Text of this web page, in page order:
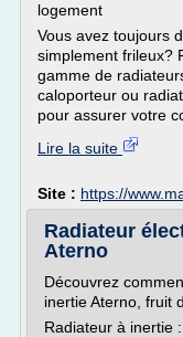
logement
Vous avez toujours
simplement frileux?
gamme de
caloporteur ou
pour assurer votre
Lire la suite
Site : https://
Radiateur
Aterno
Découvrez
inertie Aterno, fruit
Radiateur à inertie